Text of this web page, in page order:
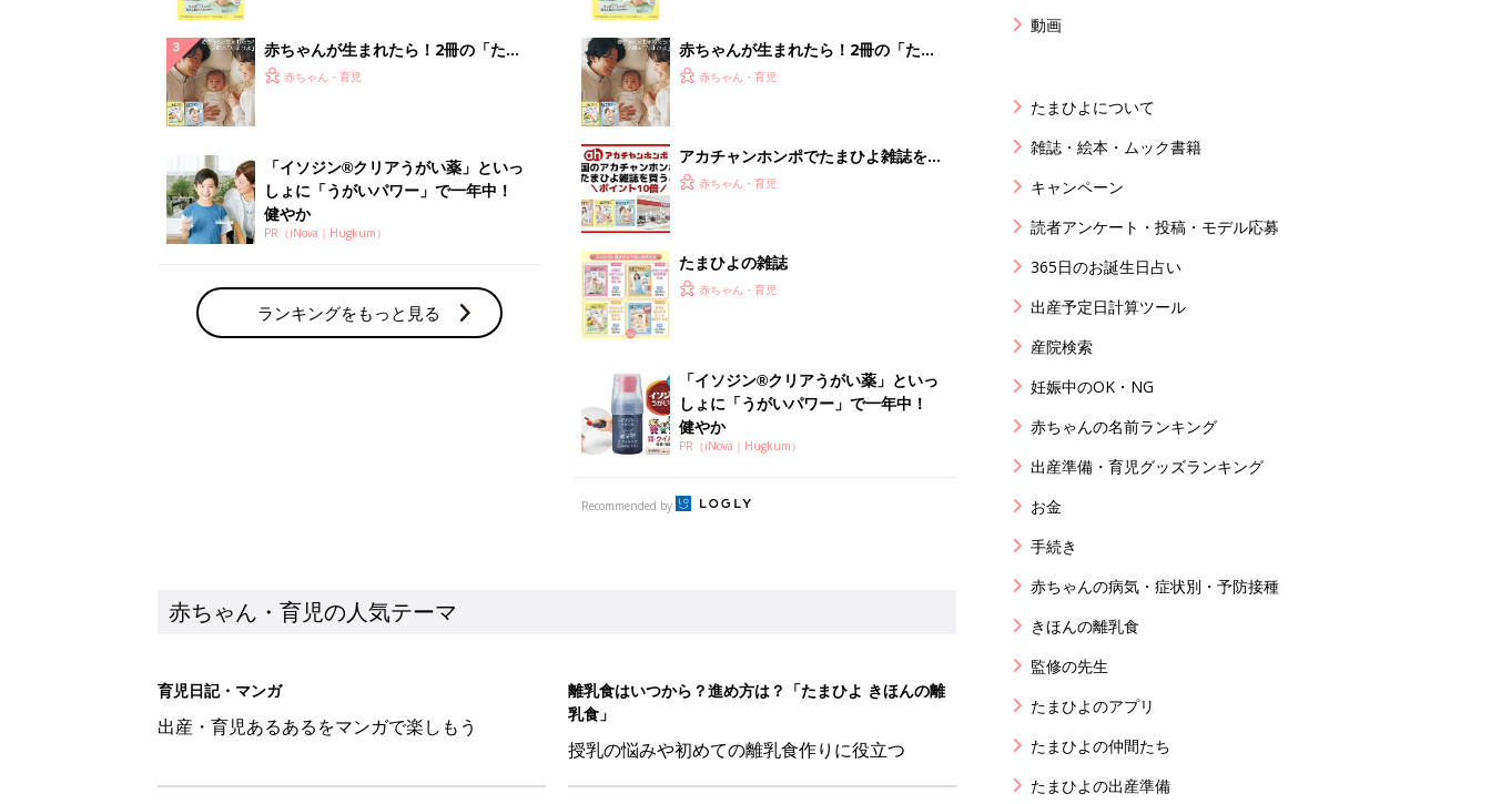
赤ちゃんが生まれたら！2冊の「たま
ひよ」
赤ちゃん・育児
「イソジン®クリアうがい薬」といっ
しょに「うがいパワー」で一年中！
健やか
PR（iNova｜Hugkum）
ランキングをもっと見る
赤ちゃんが生まれたら！2冊の「たま
ひよ」
赤ちゃん・育児
アカチャンホンポでたまひよ雑誌を買
うとポイント10倍【期間限定】
赤ちゃん・育児
たまひよの雑誌
赤ちゃん・育児
「イソジン®クリアうがい薬」といっ
しょに「うがいパワー」で一年中！
健やか
PR（iNova｜Hugkum）
Recommended by
赤ちゃん・育児の人気テーマ
育児日記・マンガ
出産・育児あるあるをマンガで楽しもう
離乳食はいつから？進め方は？「たまひよ きほんの離
乳食」
授乳の悩みや初めての離乳食作りに役立つ
動画
たまひよについて
雑誌・絵本・ムック書籍
キャンペーン
読者アンケート・投稿・モデル応募
365日のお誕生日占い
出産予定日計算ツール
産院検索
妊娠中のOK・NG
赤ちゃんの名前ランキング
出産準備・育児グッズランキング
お金
手続き
赤ちゃんの病気・症状別・予防接種
きほんの離乳食
監修の先生
たまひよのアプリ
たまひよの仲間たち
たまひよの出産準備